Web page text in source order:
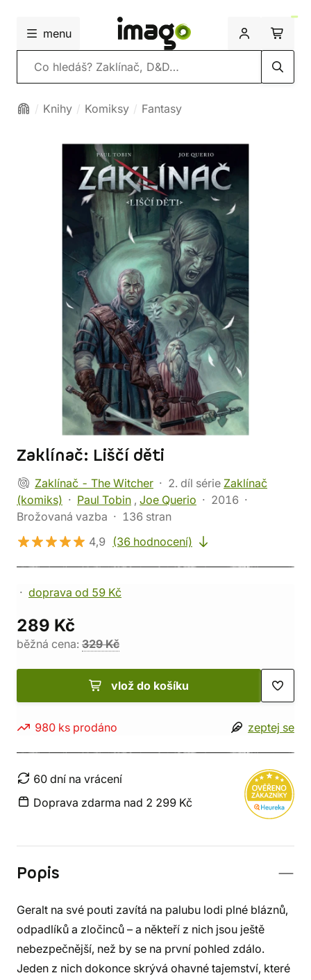
menu
Vyhledávání
Knihy Komiksy Fantasy
Zaklínač: Liščí děti
Zaklínač - The Witcher 2. díl série Zaklínač
(komiks)
Paul Tobin , Joe Querio
2016
Brožovaná vazba
136 stran
4,9 (36 hodnocení)
doprava od 59 Kč
289 Kč
běžná cena: 329 Kč
vlož do košíku
980 ks prodáno zeptej se
60 dní na vrácení
Doprava zdarma nad 2 299 Kč
Popis
Geralt na své pouti zavítá na palubu lodi plné bláznů,
odpadlíků a zločinců – a někteří z nich jsou ještě
nebezpečnější, než by se na první pohled zdálo.
Jeden z nich dokonce skrývá ohavné tajemství, které